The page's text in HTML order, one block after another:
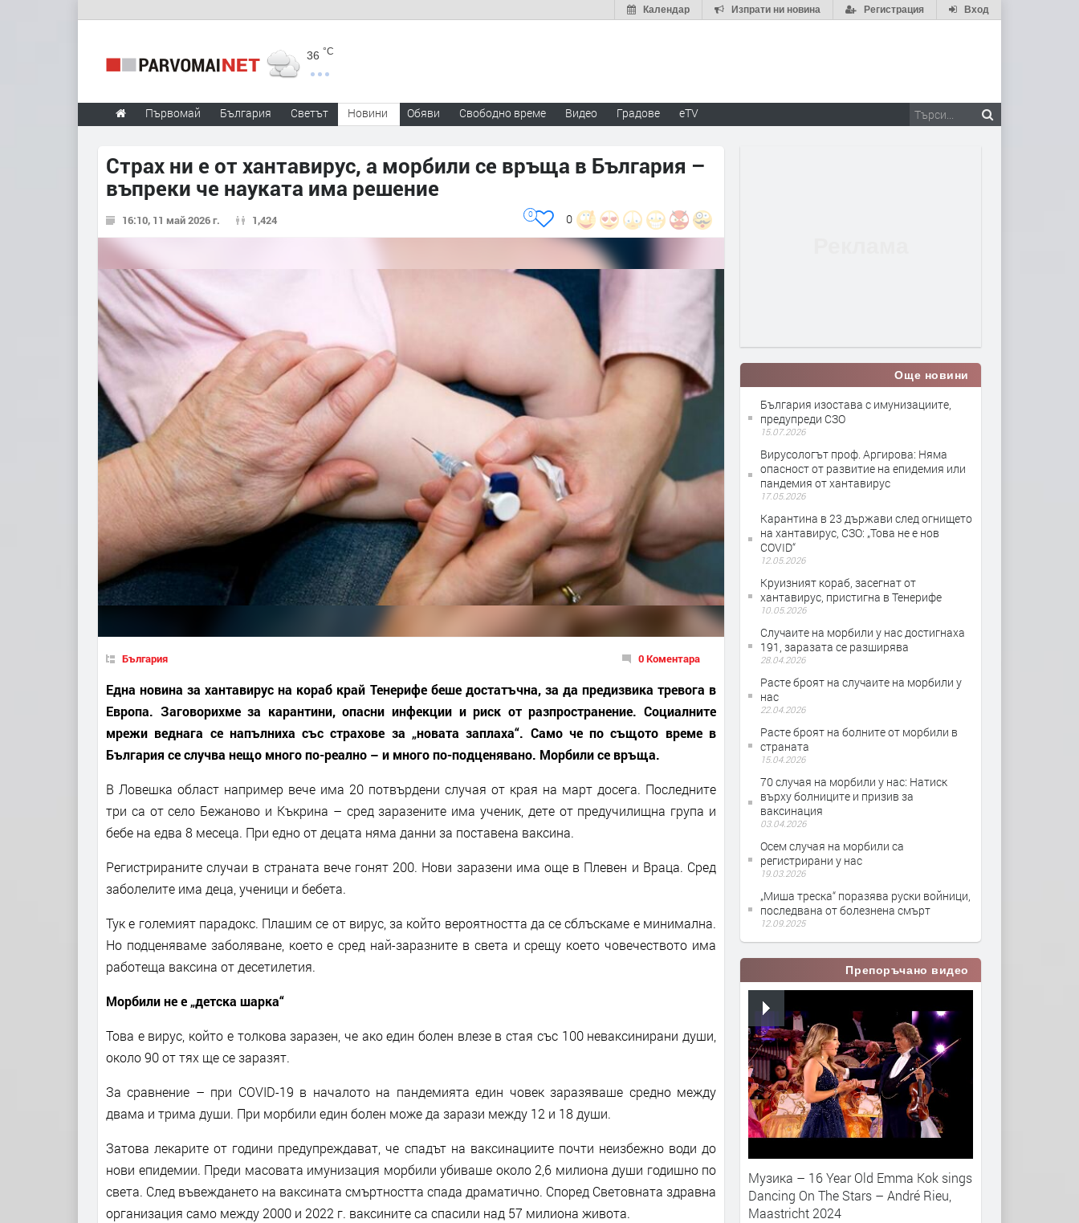
Вход
Регистрация
Изпрати ни новина
Календар
36 °C
Първомай България Светът Новини Обяви Свободно време Видео Градове eTV
Страх ни е от хантавирус, а морбили се връща в България –
въпреки че науката има решение
16:10, 11 май 2026 г. 1,424 0
0
България 0 Коментара
Една новина за хантавирус на кораб край Тенерифе беше достатъчна, за да предизвика тревога в
Европа. Заговорихме за карантини, опасни инфекции и риск от разпространение. Социалните
мрежи веднага се напълниха със страхове за „новата заплаха“. Само че по същото време в
България се случва нещо много по-реално – и много по-подценявано. Морбили се връща.
В Ловешка област например вече има 20 потвърдени случая от края на март досега. Последните
три са от село Бежаново и Къкрина – сред заразените има ученик, дете от предучилищна група и
бебе на едва 8 месеца. При едно от децата няма данни за поставена ваксина.
Регистрираните случаи в страната вече гонят 200. Нови заразени има още в Плевен и Враца. Сред
заболелите има деца, ученици и бебета.
Тук е големият парадокс. Плашим се от вирус, за който вероятността да се сблъскаме е минимална.
Но подценяваме заболяване, което е сред най-заразните в света и срещу което човечеството има
работеща ваксина от десетилетия.
Морбили не е „детска шарка“
Това е вирус, който е толкова заразен, че ако един болен влезе в стая със 100 неваксинирани души,
около 90 от тях ще се заразят.
За сравнение – при COVID-19 в началото на пандемията един човек заразяваше средно между
двама и трима души. При морбили един болен може да зарази между 12 и 18 души.
Затова лекарите от години предупреждават, че спадът на ваксинациите почти неизбежно води до
нови епидемии. Преди масовата имунизация морбили убиваше около 2,6 милиона души годишно по
света. След въвеждането на ваксината смъртността спада драматично. Според Световната здравна
организация само между 2000 и 2022 г. ваксините са спасили над 57 милиона живота.
Още новини
България изостава с имунизациите,
предупреди СЗО
15.07.2026
Вирусологът проф. Аргирова: Няма
опасност от развитие на епидемия или
пандемия от хантавирус
17.05.2026
Карантина в 23 държави след огнището
на хантавирус, СЗО: „Това не е нов
COVID“
12.05.2026
Круизният кораб, засегнат от
хантавирус, пристигна в Тенерифе
10.05.2026
Случаите на морбили у нас достигнаха
191, заразата се разширява
28.04.2026
Расте броят на случаите на морбили у
нас
22.04.2026
Расте броят на болните от морбили в
страната
15.04.2026
70 случая на морбили у нас: Натиск
върху болниците и призив за
ваксинация
03.04.2026
Осем случая на морбили са
регистрирани у нас
19.03.2026
„Миша треска“ поразява руски войници,
последвана от болезнена смърт
12.09.2025
Препоръчано видео
Музика – 16 Year Old Emma Kok sings
Dancing On The Stars – André Rieu,
Maastricht 2024